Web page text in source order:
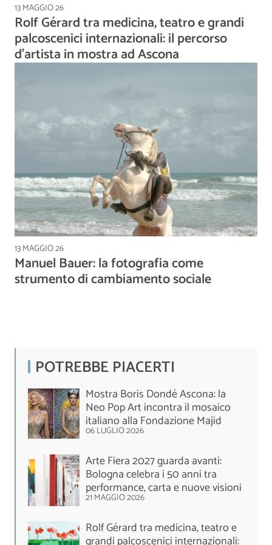
13 MAGGIO 26
Rolf Gérard tra medicina, teatro e grandi
palcoscenici internazionali: il percorso
d'artista in mostra ad Ascona
13 MAGGIO 26
Manuel Bauer: la fotografia come
strumento di cambiamento sociale
POTREBBE PIACERTI
Mostra Boris Dondé Ascona: la
Neo Pop Art incontra il mosaico
italiano alla Fondazione Majid
06 LUGLIO 2026
Arte Fiera 2027 guarda avanti:
Bologna celebra i 50 anni tra
performance, carta e nuove visioni
21 MAGGIO 2026
Rolf Gérard tra medicina, teatro e